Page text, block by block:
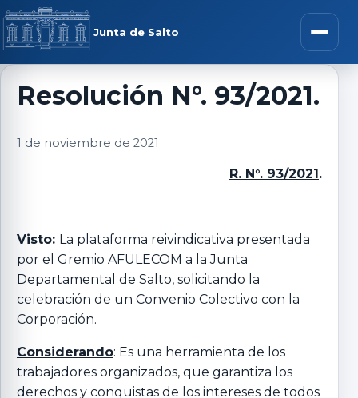
Saltar al contenido
Junta de Salto Abrir
menú
Resolución N°. 93/2021.
1 de noviembre de 2021
R. N°. 93/2021.
Visto: La plataforma reivindicativa presentada
por el Gremio AFULECOM a la Junta
Departamental de Salto, solicitando la
celebración de un Convenio Colectivo con la
Corporación.
Considerando: Es una herramienta de los
trabajadores organizados, que garantiza los
derechos y conquistas de los intereses de todos